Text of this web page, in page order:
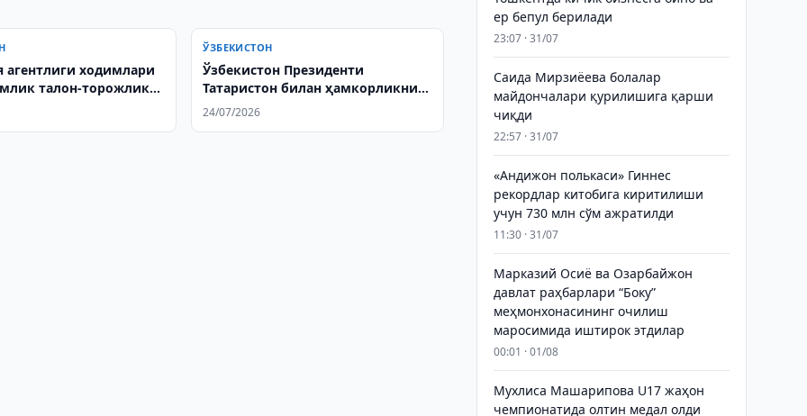
агентлиги ходимлари
талон-торожликда
ЎЗБЕКИСТОН
Ўзбекистон Президенти
Татаристон билан ҳамкорликни
янада ривожлантириш
24/07/2026
ер бепул берилади
23:07 · 31/07
Саида Мирзиёева болалар
майдончалари қурилишига қарши
чиқди
22:57 · 31/07
«Андижон полькаси» Гиннес
рекордлар китобига киритилиши
учун 730 млн сўм ажратилди
11:30 · 31/07
Марказий Осиё ва Озарбайжон
давлат раҳбарлари “Боку”
меҳмонхонасининг очилиш
маросимида иштирок этдилар
00:01 · 01/08
Мухлиса Машарипова U17 жаҳон
чемпионатида олтин медал олди